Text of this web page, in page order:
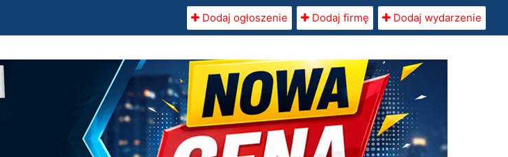
Dodaj ogłoszenie Dodaj firmę Dodaj wydarzenie